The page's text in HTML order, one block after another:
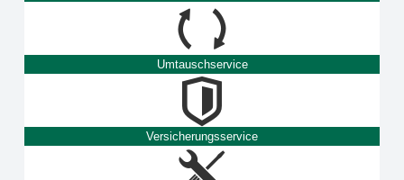
Umtauschservice
Versicherungsservice